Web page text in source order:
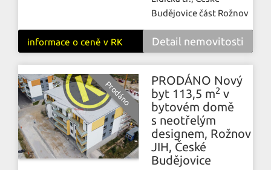
Budějovice část Rožnov
Detail nemovitosti
informace o ceně v RK
PRODÁNO Nový
byt 113,5 m2 v
bytovém domě
s neotřelým
designem, Rožnov
JIH, České
Budějovice